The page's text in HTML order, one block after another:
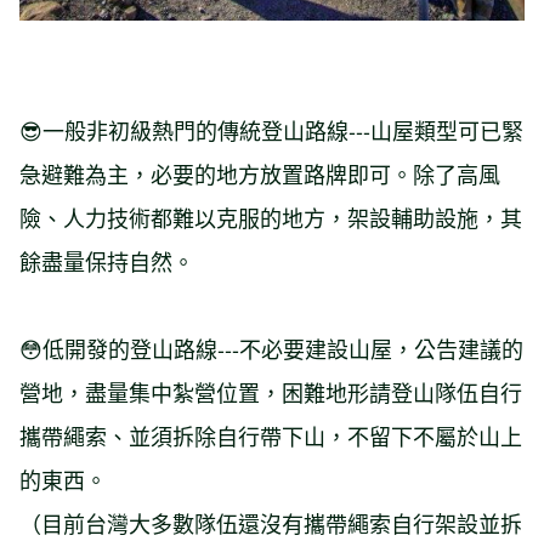
😎一般非初級熱門的傳統登山路線---山屋類型可已緊
急避難為主，必要的地方放置路牌即可。除了高風
險、人力技術都難以克服的地方，架設輔助設施，其
餘盡量保持自然。
😳低開發的登山路線---不必要建設山屋，公告建議的
營地，盡量集中紮營位置，困難地形請登山隊伍自行
攜帶繩索、並須拆除自行帶下山，不留下不屬於山上
的東西。
（目前台灣大多數隊伍還沒有攜帶繩索自行架設並拆